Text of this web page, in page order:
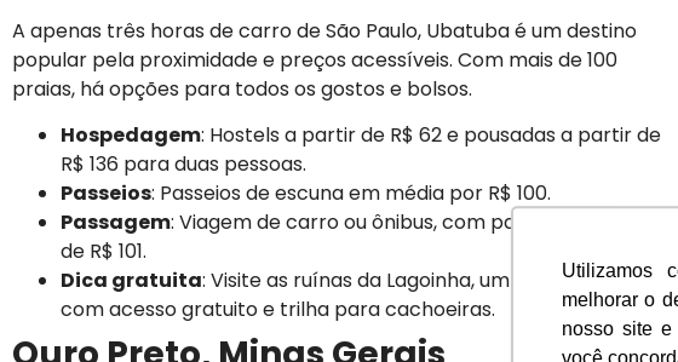
Utilizamos
melhorar o
nosso site e
você
A apenas três horas de carro de São Paulo, Ubatuba é um destino
popular pela proximidade e preços acessíveis. Com mais de 100
praias, há opções para todos os gostos e bolsos.
Hospedagem: Hostels a partir de R$ 62 e pousadas a partir de
R$ 136 para duas pessoas.
Passeios: Passeios de escuna em média por R$ 100.
Passagem: Viagem de carro ou ônibus, com passagens a partir
de R$ 101.
Dica gratuita: Visite as ruínas da Lagoinha, um antigo engenho
com acesso gratuito e trilha para cachoeiras.